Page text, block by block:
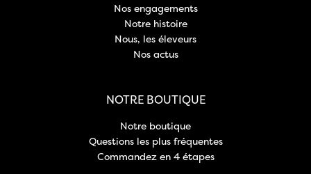
Nos engagements
Notre histoire
Nous, les éleveurs
Nos actus
NOTRE BOUTIQUE
Notre boutique
Questions les plus fréquentes
Commandez en 4 étapes